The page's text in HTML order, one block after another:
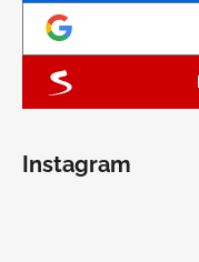
Instagram